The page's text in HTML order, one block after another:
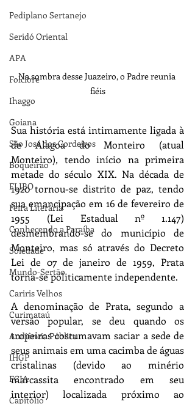
Pediplano Sertanejo
Seridó Oriental
APA
Folclore
Ihaggo
Goiana
São José dos Cordeiros
Boqueirão
FLIBO
Feira Literária
Conhecendo a Paraíba
Soledade
Mundo-Sertão
Cariris Velhos
Curimataú
Audiência Pública
IHGP
FCJA
Capitólio
Na sombra desse Juazeiro, o Padre reunia
fiéis
Sua história está intimamente ligada à
de Alagoa do Monteiro (atual
Monteiro), tendo início na primeira
metade do século XIX. Na década de
1920 tornou-se distrito de paz, tendo
sua emancipação em 16 de fevereiro de
1955 (Lei Estadual nº 1.147)
desmembrando-se do município de
Monteiro, mas só através do Decreto
Lei de 07 de janeiro de 1959, Prata
torna-se politicamente independente.
A denominação de Prata, segundo a
versão popular, se deu quando os
tropeiros costumavam saciar a sede de
seus animais em uma cacimba de águas
cristalinas (devido ao minério
marcassita encontrado em seu
interior) localizada próximo ao